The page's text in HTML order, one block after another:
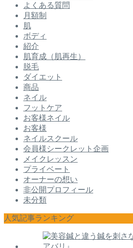
よくある質問
月額制
肌
ボディ
紹介
肌育成（肌再生）
脱毛
ダイエット
商品
ネイル
フットケア
お客様ネイル
お客様
ネイルスクール
会員様シークレット企画
メイクレッスン
プライベート
オーナーの想い
非公開プロフィール
未分類
人気記事ランキング